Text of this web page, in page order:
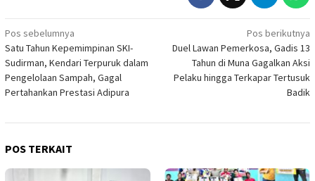
Navigasi
pos
Pos sebelumnya
Satu Tahun Kepemimpinan SKI-
Sudirman, Kendari Terpuruk dalam
Pengelolaan Sampah, Gagal
Pertahankan Prestasi Adipura
Pos berikutnya
Duel Lawan Pemerkosa, Gadis 13
Tahun di Muna Gagalkan Aksi
Pelaku hingga Terkapar Tertusuk
Badik
POS TERKAIT